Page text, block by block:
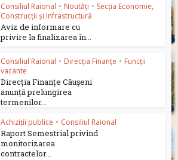
Consiliul Raional • Noutăți • Secția Economie,
Construcții și Infrastructură
Aviz de informare cu
privire la finalizarea în...
Consiliul Raional • Direcția Finanțe • Funcții
vacante
Direcția Finanțe Căușeni
anunță prelungirea
termenilor...
Achiziții publice • Consiliul Raional
Raport Semestrial privind
monitorizarea
contractelor...